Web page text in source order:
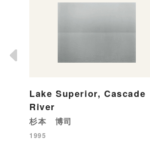
Lake Superior, Cascade
River
杉本 博司
1995